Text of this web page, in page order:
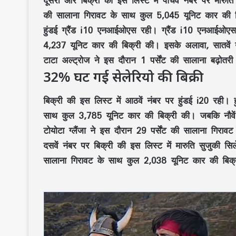
की सालाना गिरावट के साथ कुल 5,045 यूनिट कार
हुंडई ग्रैंड i10 एनआईओएस रही। ग्रैंड i10 एनआईओएस
4,237 यूनिट कार की बिक्री की। इसके अलावा,
टाटा अल्ट्रोज ने इस दौरान 1 पर्सेंट की सालाना
32% घट गई सेलेरियो की बिक्री
बिक्री की इस लिस्ट में आठवें नंबर पर हुंडई i20 रही।
साथ कुल 3,785 यूनिट कार की बिक्री की। जबकि
टोयोटा ग्लैंजा ने इस दौरान 29 पर्सेंट की सालाना
दसवें नंबर पर बिक्री की इस लिस्ट में मारुति सुजुकी
सालाना गिरावट के साथ कुल 2,038 यूनिट कार की